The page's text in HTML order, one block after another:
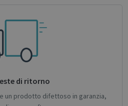
di ritorno
un prodotto difettoso in garanzia,